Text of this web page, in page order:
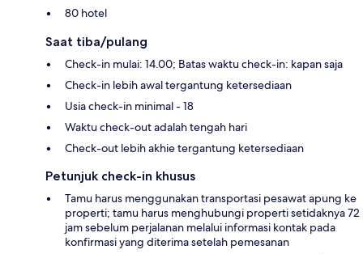
80 hotel
Saat tiba/pulang
Check-in mulai: 14.00; Batas waktu check-in: kapan saja
Check-in lebih awal tergantung ketersediaan
Usia check-in minimal - 18
Waktu check-out adalah tengah hari
Check-out lebih akhie tergantung ketersediaan
Petunjuk check-in khusus
Tamu harus menggunakan transportasi pesawat apung ke
properti; tamu harus menghubungi properti setidaknya 72
jam sebelum perjalanan melalui informasi kontak pada
konfirmasi yang diterima setelah pemesanan